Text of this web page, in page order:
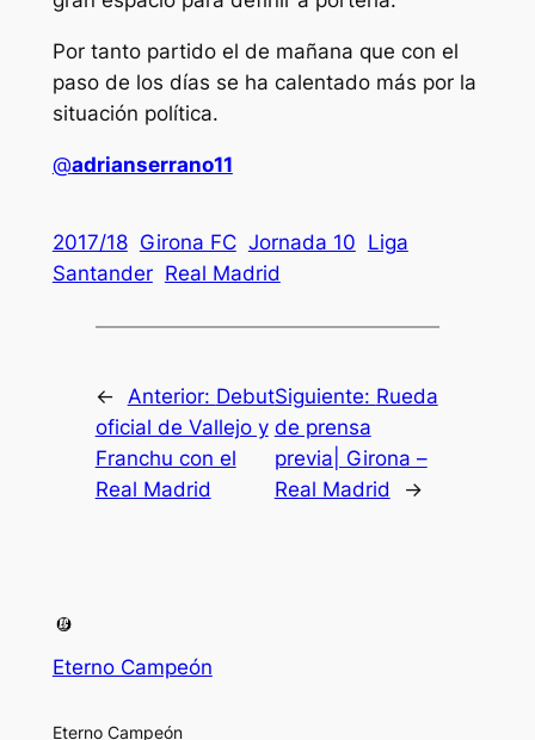
Por tanto partido el de mañana que con el
paso de los días se ha calentado más por la
situación política.
@adrianserrano11
2017/18 Girona FC Jornada 10 Liga
Santander Real Madrid
← Anterior: Debut
oficial de Vallejo y
Franchu con el
Real Madrid
Siguiente: Rueda
de prensa
previa| Girona –
Real Madrid
→
Eterno Campeón
Eterno Campeón